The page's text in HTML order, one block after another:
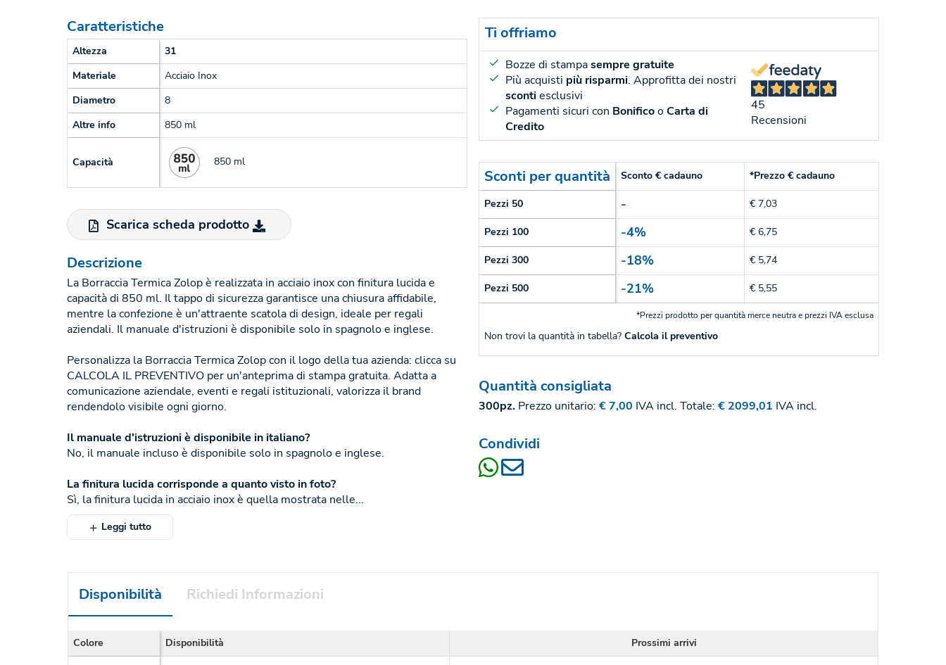
Caratteristiche
Altezza
31
Materiale
Acciaio Inox
Diametro
8
Altre info
850 ml
Capacità 850 ml
Scarica scheda prodotto
Descrizione
La Borraccia Termica Zolop è realizzata in acciaio inox con finitura lucida e
capacità di 850 ml. Il tappo di sicurezza garantisce una chiusura affidabile,
mentre la confezione è un'attraente scatola di design, ideale per regali
aziendali. Il manuale d'istruzioni è disponibile solo in spagnolo e inglese.
Personalizza la Borraccia Termica Zolop con il logo della tua azienda: clicca su
CALCOLA IL PREVENTIVO per un'anteprima di stampa gratuita. Adatta a
comunicazione aziendale, eventi e regali istituzionali, valorizza il brand
rendendolo visibile ogni giorno.
Il manuale d'istruzioni è disponibile in italiano?
No, il manuale incluso è disponibile solo in spagnolo e inglese.
La finitura lucida corrisponde a quanto visto in foto?
Sì, la finitura lucida in acciaio inox è quella mostrata nelle...
Leggi tutto
Ti offriamo
Bozze di stampasempre gratuite
Più acquisti più risparmi. Approfitta dei nostri
scontiesclusivi
Pagamenti sicuri con BonificooCarta di
Credito
45
Recensioni
Sconti per quantità Sconto € cadauno *Prezzo € cadauno
Pezzi 50 - € 7,03
Pezzi 100 -4% € 6,75
Pezzi 300 -18% € 5,74
Pezzi 500 -21% € 5,55
*Prezzi prodotto per quantità merce neutra e prezzi IVA esclusa
Non trovi la quantità in tabella? Calcola il preventivo
Quantità consigliata
300pz. Prezzo unitario: € 7,00 IVA incl. Totale: € 2099,01 IVA incl.
Condividi
Disponibilità Richiedi Informazioni
Colore Disponibilità Prossimi arrivi